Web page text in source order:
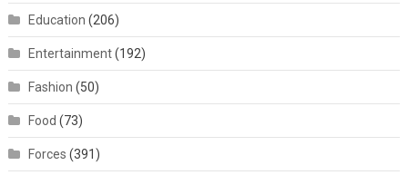
Education (206)
Entertainment(192)
Fashion (50)
Food (73)
Forces (391)